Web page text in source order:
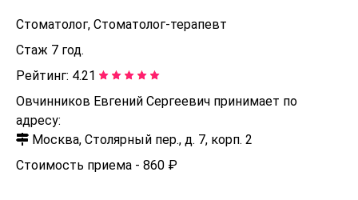
Стоматолог, Стоматолог-терапевт
Стаж 7 год.
Рейтинг: 4.21
Овчинников Евгений Сергеевич принимает по
адресу:
Москва, Столярный пер., д. 7, корп. 2
Стоимость приема - 860 ₽